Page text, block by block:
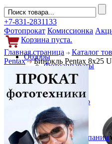
+7-831-2831133
Фотопрокат Комиссионка
Корзина пуста.
Обзоры
Фотоаппараты
Объективы
Фильтры
Новости
Фото и видео
Гаджеты
Аксессуары
Слухи
Новости компании
Главная страница Каталог
Pentax
Бинокль Pentax 8x25